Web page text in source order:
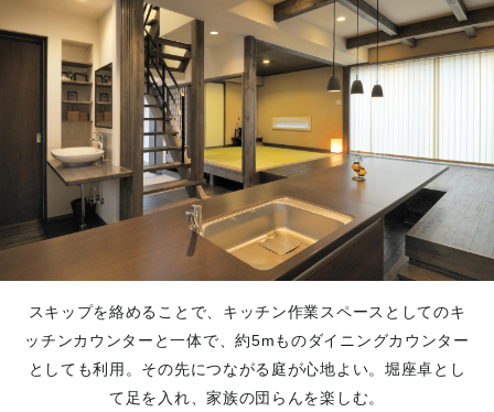
スキップを絡めることで、キッチン作業スペースとしてのキ
ッチンカウンターと一体で、約5mものダイニングカウンター
としても利用。その先につながる庭が心地よい。堀座卓とし
て足を入れ、家族の団らんを楽しむ。